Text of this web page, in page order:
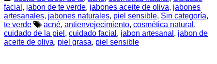
facial , jabon de te verde, jabones aceite de oliva, jabones
artesanales, jabones naturales, piel sensible, Sin categoría,
te verde
acné, antienvejecimiento, cosmética natural ,
cuidado de la piel , cuidado facial , jabon artesanal , jabon de
aceite de oliva, piel grasa, piel sensible